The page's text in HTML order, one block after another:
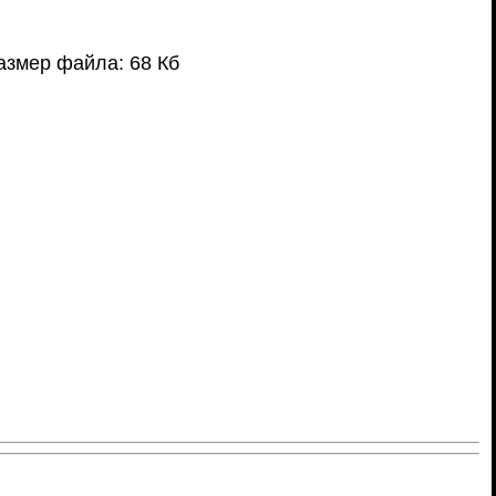
файла: 68 Кб